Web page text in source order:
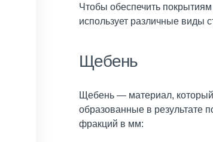
Чтобы обеспечить
использует различные виды
Щебень
Щебень — материал,
образованные в результате
фракций в мм: